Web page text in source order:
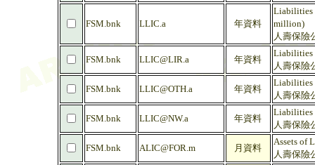
FSM.bnk LLIC.a 年資料
Liabilities
million)
人壽保險
FSM.bnk LLIC@LIR.a 年資料
Liabilities
人壽保險
FSM.bnk LLIC@OTH.a 年資料
Liabilities
人壽保險
FSM.bnk LLIC@NW.a 年資料
Liabilities
人壽保險
FSM.bnk ALIC@FOR.m 月資料
Assets of
人壽保險